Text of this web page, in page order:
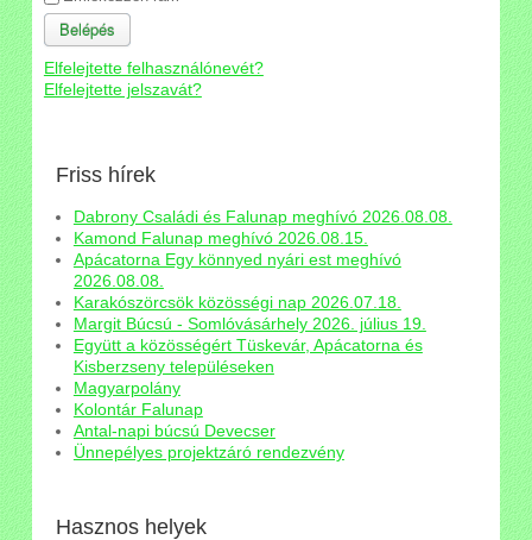
Belépés
Elfelejtette felhasználónevét?
Elfelejtette jelszavát?
Friss hírek
Dabrony Családi és Falunap meghívó 2026.08.08.
Kamond Falunap meghívó 2026.08.15.
Apácatorna Egy könnyed nyári est meghívó
2026.08.08.
Karakószörcsök közösségi nap 2026.07.18.
Margit Búcsú - Somlóvásárhely 2026. július 19.
Együtt a közösségért Tüskevár, Apácatorna és
Kisberzseny településeken
Magyarpolány
Kolontár Falunap
Antal-napi búcsú Devecser
Ünnepélyes projektzáró rendezvény
Hasznos helyek